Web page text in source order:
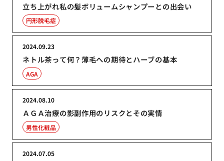
立ち上がれ私の髪ボリュームシャンプーとの出会い
円形脱毛症
ネトル茶って何？薄毛への期待とハーブの基本
2024.09.23
AGA
ＡＧＡ治療の影副作用のリスクとその実情
2024.08.10
男性化粧品
2024.07.05